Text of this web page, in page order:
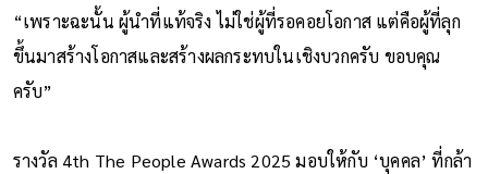
“เพราะฉะนั้น ผู้นำที่แท้จริง ไม่ใช่ผู้ที่รอคอยโอกาส แต่คือผู้ที่ลุก
ขึ้นมาสร้างโอกาสและสร้างผลกระทบในเชิงบวกครับ ขอบคุณ
ครับ”
รางวัล 4th The People Awards 2025 มอบให้กับ ‘บุคคล’ ที่กล้า